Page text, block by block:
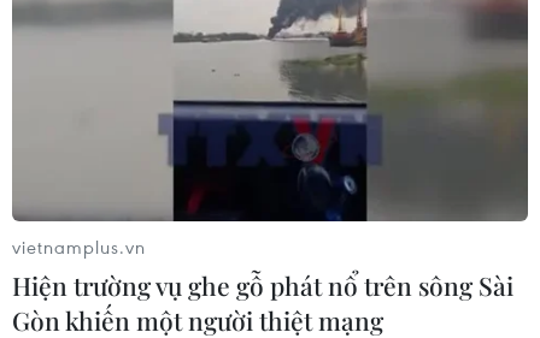
(Ảnh: Thống Nhất/TTXVN)
vietnamplus.vn
Hiện trường vụ ghe gỗ phát nổ trên sông Sài
Gòn khiến một người thiệt mạng